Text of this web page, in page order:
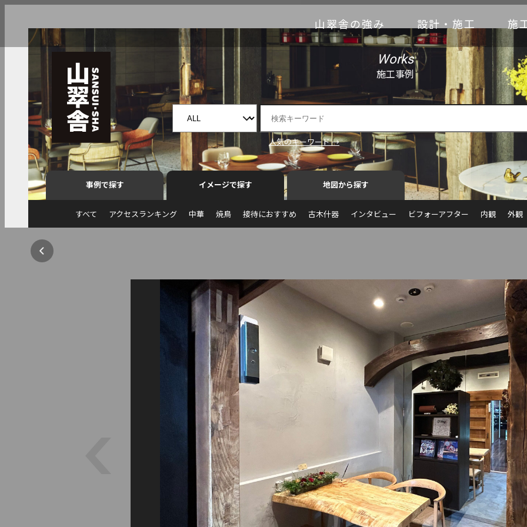
山翠舎の強み 設計・施工 施
Works
施工事例
人気のキーワード →
事例で探す イメージで探す 地図から探す
すべて アクセスランキング 中華 焼鳥 接待におすすめ 古木什器 インタビュー ビフォーアフター 内観 外観